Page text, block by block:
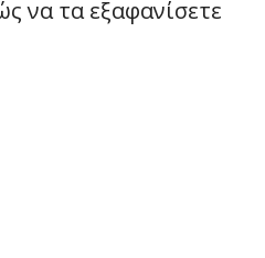
να τα εξαφανίσετε